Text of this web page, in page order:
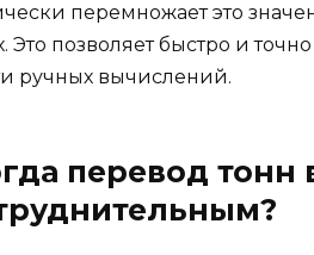
перемножает это
Это позволяет быстро и точно
ручных вычислений.
перевод тонн